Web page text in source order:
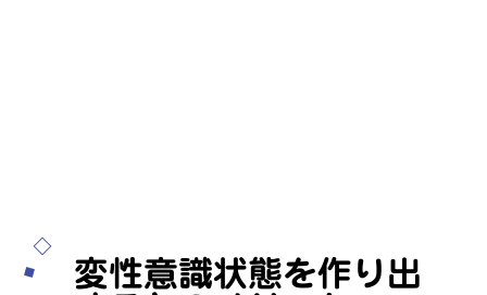
変性意識状態を作り出
変性意識状態を表す言葉